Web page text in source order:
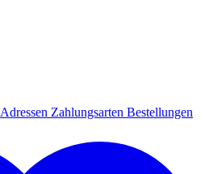
Adressen Zahlungsarten Bestellungen